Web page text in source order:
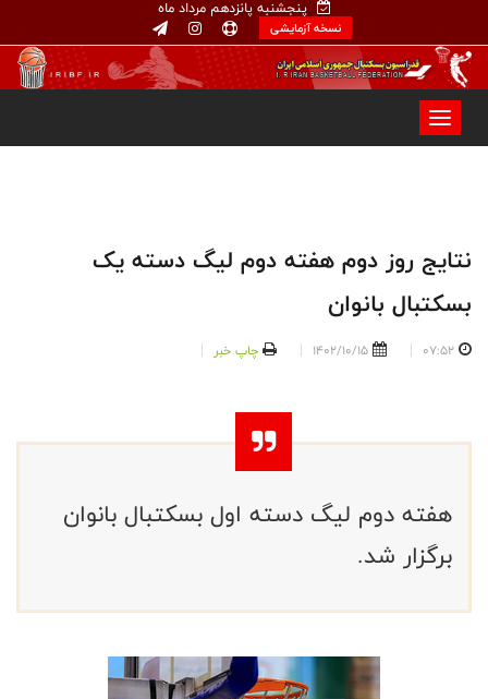
پنجشنبه پانزدهم مرداد ماه
نسخه آزمایشی
نتایج روز دوم هفته دوم لیگ دسته یک
بسکتبال بانوان
07:52
1402/10/15 چاپ خبر
هفته دوم لیگ دسته اول بسکتبال بانوان
برگزار شد.